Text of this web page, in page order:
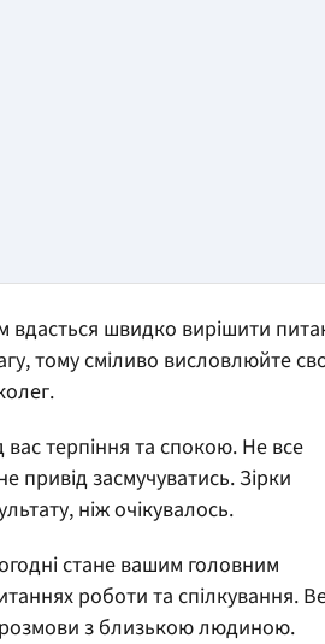
вдасться швидко вирішити
тому сміливо висловлюйте
вас терпіння та спокою. Не все
привід засмучуватись. Зірки
ніж очікувалось.
стане вашим головним
роботи та спілкування.
розмови з близькою людиною.